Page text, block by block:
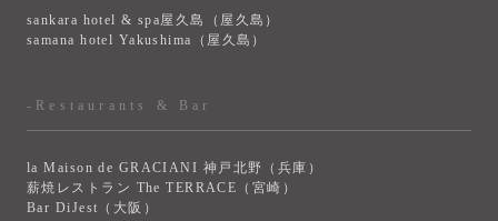
sankara hotel & spa屋久島（屋久島）
samana hotel Yakushima（屋久島）
-Restaurants & Bar
la Maison de GRACIANI 神戸北野（兵庫）
薪焼レストラン The TERRACE（宮崎）
Bar DiJest（大阪）